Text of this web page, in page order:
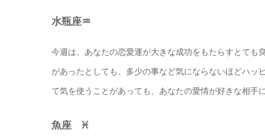
水瓶座♒️
今週は、あなたの恋愛運が大きな成功をもたらすとても
があったとしても、多少の事など気にならないほどハ
て気を使うことがあっても、あなたの愛情が好きな相
魚座 ♓️